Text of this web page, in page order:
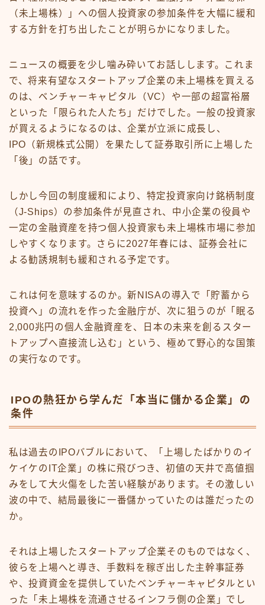
（未上場株）」への個人投資家の参加条件を大幅に緩和
する方針を打ち出したことが明らかになりました。
ニュースの概要を少し噛み砕いてお話しします。これま
で、将来有望なスタートアップ企業の未上場株を買える
のは、ベンチャーキャピタル（VC）や一部の超富裕層
といった「限られた人たち」だけでした。一般の投資家
が買えるようになるのは、企業が立派に成長し、
IPO（新規株式公開）を果たして証券取引所に上場した
「後」の話です。
しかし今回の制度緩和により、特定投資家向け銘柄制度
（J-Ships）の参加条件が見直され、中小企業の役員や
一定の金融資産を持つ個人投資家も未上場株市場に参加
しやすくなります。さらに2027年春には、証券会社に
よる勧誘規制も緩和される予定です。
これは何を意味するのか。新NISAの導入で「貯蓄から
投資へ」の流れを作った金融庁が、次に狙うのが「眠る
2,000兆円の個人金融資産を、日本の未来を創るスター
トアップへ直接流し込む」という、極めて野心的な国策
の実行なのです。
IPOの熱狂から学んだ「本当に儲かる企業」の
条件
私は過去のIPOバブルにおいて、「上場したばかりのイ
ケイケのIT企業」の株に飛びつき、初値の天井で高値掴
みをして大火傷をした苦い経験があります。その激しい
波の中で、結局最後に一番儲かっていたのは誰だったの
か。
それは上場したスタートアップ企業そのものではなく、
彼らを上場へと導き、手数料を稼ぎ出した主幹事証券
や、投資資金を提供していたベンチャーキャピタルとい
った「未上場株を流通させるインフラ側の企業」でし